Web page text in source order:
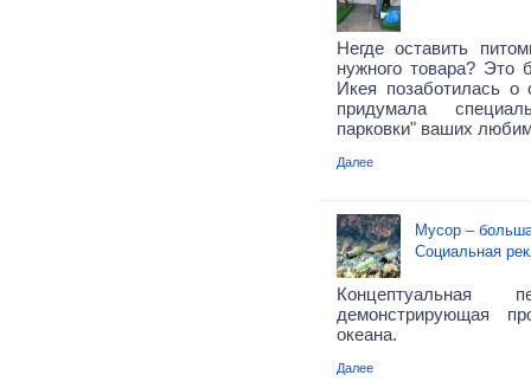
Негде оставить
нужного товара? Это
Икея позаботилась о
придумала
парковки" ваших
Далее
Мусор –
Социальная
Концептуальная
демонстрирующая
океана.
Далее